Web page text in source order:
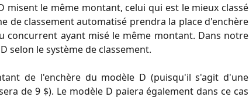
misent le même montant, celui qui est le mieux classé
de classement automatisé prendra la place d'enchère
concurrent ayant misé le même montant. Dans notre
selon le système de classement.
de l'enchère du modèle D (puisqu'il s'agit d'une
de 9 $). Le modèle D paiera également dans ce cas